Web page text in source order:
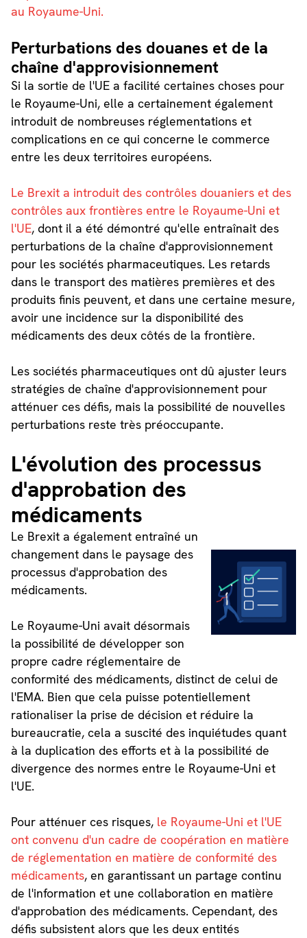
au Royaume-Uni.
Perturbations des douanes et de la
chaîne d'approvisionnement
Si la sortie de l'UE a facilité certaines choses pour
le Royaume-Uni, elle a certainement également
introduit de nombreuses réglementations et
complications en ce qui concerne le commerce
entre les deux territoires européens.
Le Brexit a introduit des contrôles douaniers et des
contrôles aux frontières entre le Royaume-Uni et
l'UE, dont il a été démontré qu'elle entraînait des
perturbations de la chaîne d'approvisionnement
pour les sociétés pharmaceutiques. Les retards
dans le transport des matières premières et des
produits finis peuvent, et dans une certaine mesure,
avoir une incidence sur la disponibilité des
médicaments des deux côtés de la frontière.
Les sociétés pharmaceutiques ont dû ajuster leurs
stratégies de chaîne d'approvisionnement pour
atténuer ces défis, mais la possibilité de nouvelles
perturbations reste très préoccupante.
L'évolution des processus
d'approbation des
médicaments
Le Brexit a également entraîné un
changement dans le paysage des
processus d'approbation des
médicaments.
Le Royaume-Uni avait désormais
la possibilité de développer son
propre cadre réglementaire de
conformité des médicaments, distinct de celui de
l'EMA. Bien que cela puisse potentiellement
rationaliser la prise de décision et réduire la
bureaucratie, cela a suscité des inquiétudes quant
à la duplication des efforts et à la possibilité de
divergence des normes entre le Royaume-Uni et
l'UE.
Pour atténuer ces risques, le Royaume-Uni et l'UE
ont convenu d'un cadre de coopération en matière
de réglementation en matière de conformité des
médicaments, en garantissant un partage continu
de l'information et une collaboration en matière
d'approbation des médicaments. Cependant, des
défis subsistent alors que les deux entités